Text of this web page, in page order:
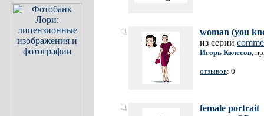
woman (you
из серии
Игорь Колесов,
отзывов: 0
female portrait